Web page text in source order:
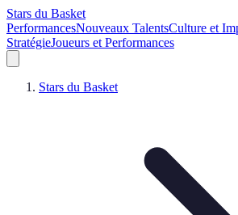
Stars du Basket
PerformancesNouveaux TalentsCulture et
StratégieJoueurs et Performances
Stars du Basket